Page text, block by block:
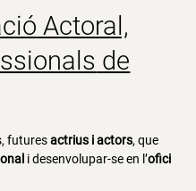
Actoral,
de
futuresactrius i actors, que
i desenvolupar-se en l’ofici